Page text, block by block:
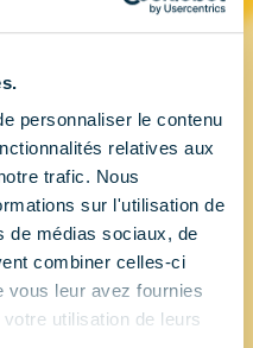
personnaliser le contenu
relatives aux
trafic. Nous
sur l'utilisation de
de médias sociaux, de
combiner celles-ci
vous leur avez fournies
utilisation de leurs
/